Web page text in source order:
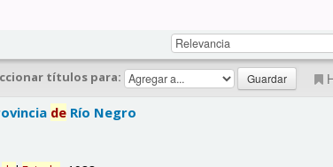
títulos para:
de Río Negro